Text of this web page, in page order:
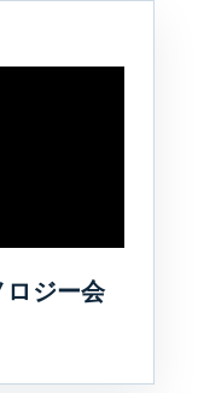
ロジー会